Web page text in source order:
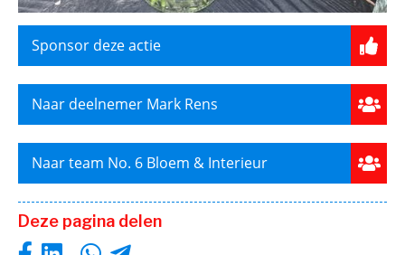
Sponsor deze actie
Naar deelnemer Mark Rens
Naar team No. 6 Bloem & Interieur
Deze pagina delen